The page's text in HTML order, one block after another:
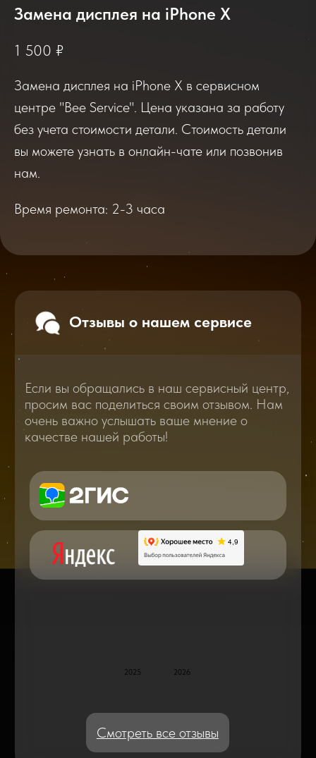
Замена дисплея на iPhone X
1 500 ₽
Замена дисплея на iPhone X в сервисном
центре "Bee Service". Цена указана за работу
без учета стоимости детали. Стоимость детали
вы можете узнать в онлайн-чате или позвонив
нам.
Время ремонта: 2-3 часа
Если вы обращались в наш сервисный центр,
просим вас поделиться своим отзывом. Нам
очень важно услышать ваше мнение о
Отзывы о нашем сервисе
по ремонту в онлайн в чате
Перейти
Блог статей - важное,
полезное, новое
В нашем блоге статей мы расскажем
Вам о самом важном, полезном и новом
в мире смартфонов и не только